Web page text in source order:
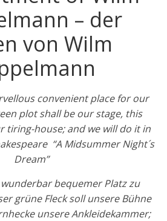
– der
von Wilm
convenient place for our
plot shall be our stage, this
tiring-house; and we will do it in
“A Midsummer Night´s
Dream”
bequemer Platz zu
grüne Fleck soll unsere Bühne
unsere Ankleidekammer;